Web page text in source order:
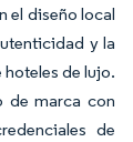
el diseño local
y la
de lujo.
de marca con
de